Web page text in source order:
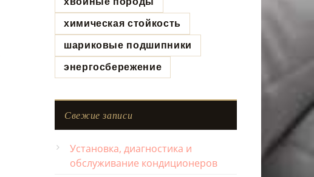
химическая стойкость
шариковые подшипники
энергосбережение
Свежие записи
Установка, диагностика и
обслуживание кондиционеров